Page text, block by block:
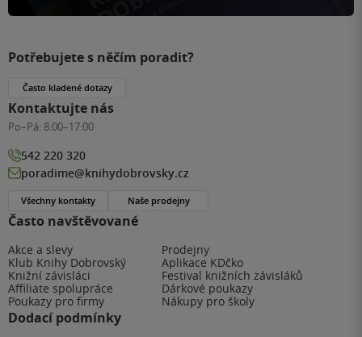
Často navštěvované
Akce a slevy
Prodejny
Klub Knihy Dobrovský
Aplikace KDčko
Knižní závisláci
Festival knižních závisláků
Affiliate spolupráce
Dárkové poukazy
Poukazy pro firmy
Nákupy pro školy
Dodací podmínky
Potřebujete s něčím poradit?
Často kladené dotazy
Kontaktujte nás
Po–Pá: 8:00–17:00
542 220 320
poradime@knihydobrovsky.cz
Všechny kontakty Naše prodejny